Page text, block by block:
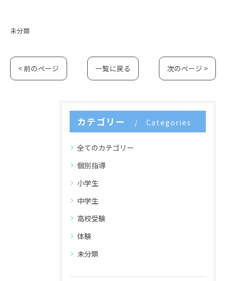
未分類
< 前のページ 一覧に戻る 次のページ >
カテゴリー Categories
全てのカテゴリー
個別指導
小学生
中学生
高校受験
体験
未分類